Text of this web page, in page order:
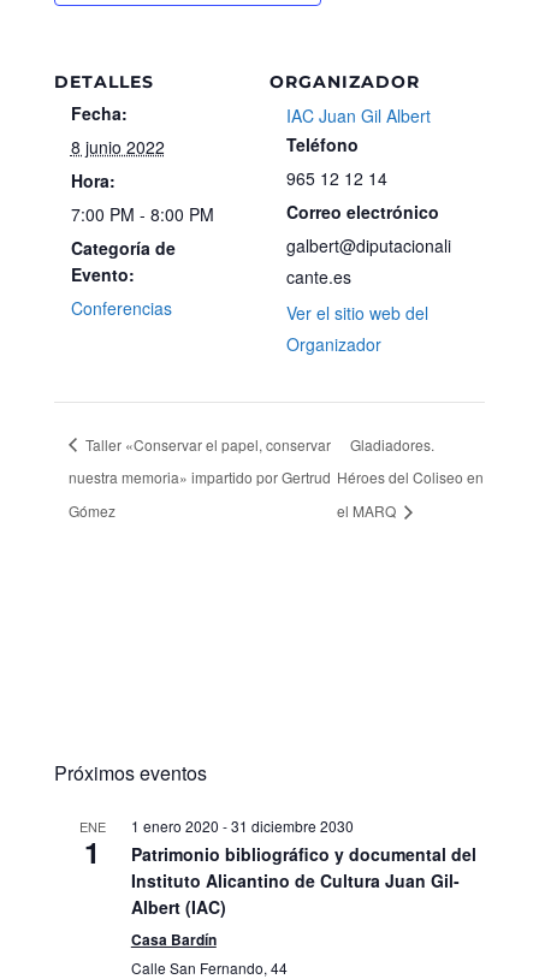
DETALLES
Fecha:
8 junio 2022
Hora:
7:00 PM - 8:00 PM
Categoría de
Evento:
Conferencias
ORGANIZADOR
IAC Juan Gil Albert
Teléfono
965 12 12 14
Correo electrónico
galbert@diputacionali
cante.es
Ver el sitio web del
Organizador
Taller «Conservar el papel, conservar
nuestra memoria» impartido por Gertrud
Gómez
Gladiadores.
Héroes del Coliseo en
el MARQ
Próximos eventos
ENE
1
1 enero 2020 -31 diciembre 2030
Patrimonio bibliográfico y documental del
Instituto Alicantino de Cultura Juan Gil-
Albert (IAC)
Casa Bardín
Calle San Fernando, 44